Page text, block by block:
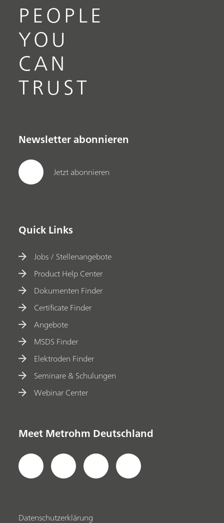
PEOPLE
YOU
CAN
TRUST
Newsletter abonnieren
Jetzt abonnieren
Quick Links
Jobs / Stellenangebote
Product Help Center
Dokumenten Finder
Certificate Finder
Angebote
MSDS Finder
Elektroden Finder
Seminare & Schulungen
Webinar Center
Meet Metrohm Deutschland
Datenschutzerklärung